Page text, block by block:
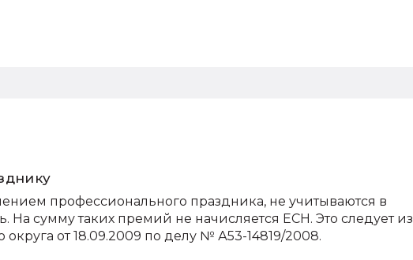
профессионального праздника, не учитываются в
На сумму таких премий не начисляется ЕСН. Это следует из
от 18.09.2009 по делу № А53-14819/2008.